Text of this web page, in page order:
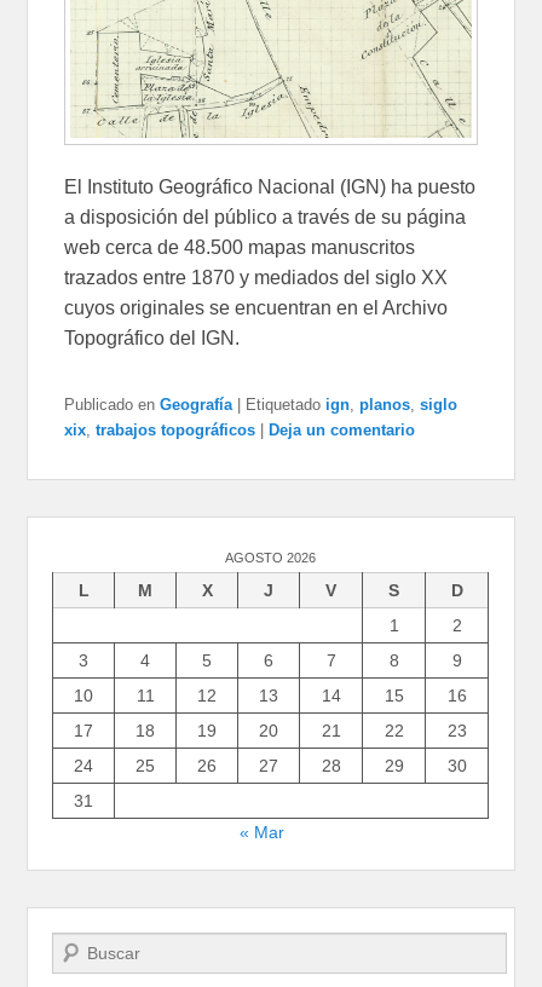
El Instituto Geográfico Nacional (IGN) ha puesto
a disposición del público a través de su página
web cerca de 48.500 mapas manuscritos
trazados entre 1870 y mediados del siglo XX
cuyos originales se encuentran en el Archivo
Topográfico del IGN.
Publicado en Geografía Etiquetado ign,planos,siglo
xix,trabajos topográficos Deja un comentario
AGOSTO 2026
L M X J V S
D
1
2
3
4 5 6 7 8
9
10
11 12 13 14 15
16
17
18 19 20 21 22
23
24
25 26 27 28 29
30
31
« Mar
Buscar